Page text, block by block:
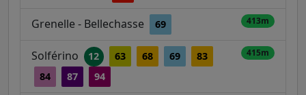
Grenelle - Bellechasse 69 413m
Solférino 12 63 68 69
83
84
87 94
415m